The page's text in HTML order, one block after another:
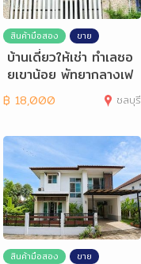
สินค้ามือสอง ขาย
บ้านเดี่ยวให้เช่า ทำเลซอ
ยเขาน้อย พัทยากลางเฟ
อร์นิเจอร์ครบ
฿ 18,000 ชลบุรี
สินค้ามือสอง ขาย